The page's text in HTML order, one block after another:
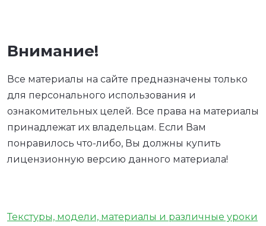
Внимание!
Все материалы на сайте предназначены только
для персонального использования и
ознакомительных целей. Все права на материалы
принадлежат их владельцам. Если Вам
понравилось что-либо, Вы должны купить
лицензионную версию данного материала!
Текстуры, модели, материалы и различные уроки